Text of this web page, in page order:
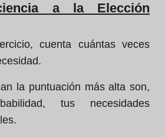
a la Elección
cuenta cuántas veces
la puntuación más alta son,
tus necesidades